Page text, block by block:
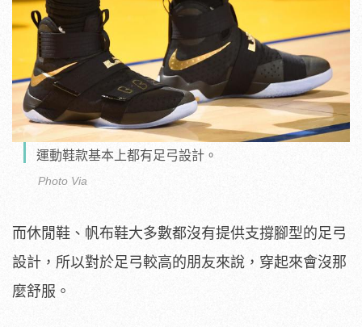
運動鞋款基本上都有足弓設計。
Photo Via
而休閒鞋、帆布鞋大多數都沒有提供支撐腳型的足弓
設計，所以對於足弓較高的朋友來說，穿起來會沒那
麼舒服。